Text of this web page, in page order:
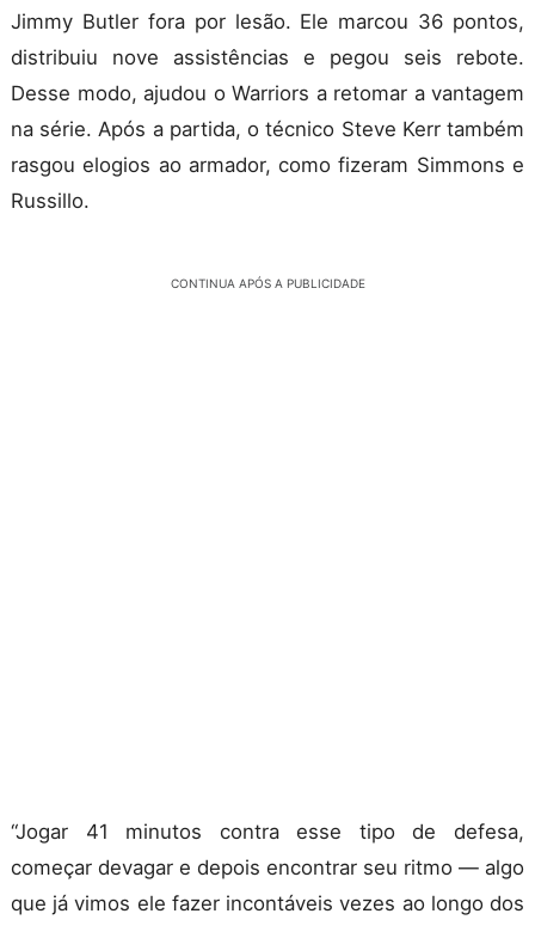
Jimmy Butler fora por lesão. Ele marcou 36 pontos,
distribuiu nove assistências e pegou seis rebote.
Desse modo, ajudou o Warriors a retomar a vantagem
na série. Após a partida, o técnico Steve Kerr também
rasgou elogios ao armador, como fizeram Simmons e
Russillo.
CONTINUA APÓS A PUBLICIDADE
“Jogar 41 minutos contra esse tipo de defesa,
começar devagar e depois encontrar seu ritmo — algo
que já vimos ele fazer incontáveis vezes ao longo dos